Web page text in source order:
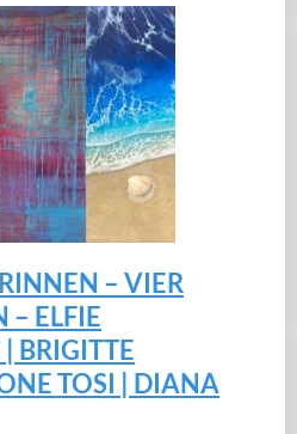
– VIER
– ELFIE
BRIGITTE
TOSI | DIANA